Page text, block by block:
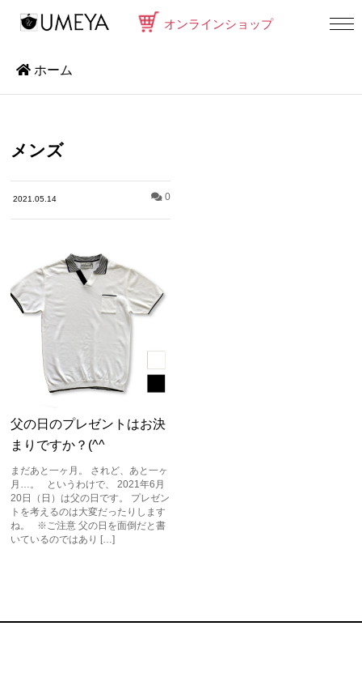
オンラインショップ
ホーム
メンズ
2021.05.14 0
父の日のプレゼントはお決
まりですか？(^^
まだあと一ヶ月。 されど、あと一ヶ
月…。 というわけで、 2021年6月
20日（日）は父の日です。 プレゼン
トを考えるのは大変だったりします
ね。 ※ご注意 父の日を面倒だと書
いているのではあり […]